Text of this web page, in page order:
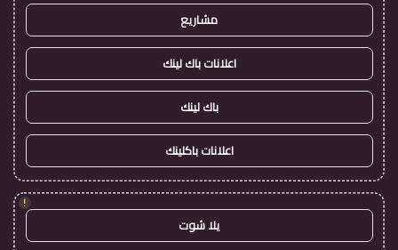
مشاريع
اعلانات باك لينك
باك لينك
اعلانات باكلينك
!
يلا شوت